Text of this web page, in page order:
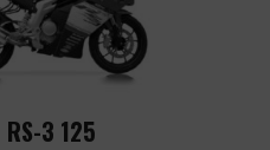
RS-3 125